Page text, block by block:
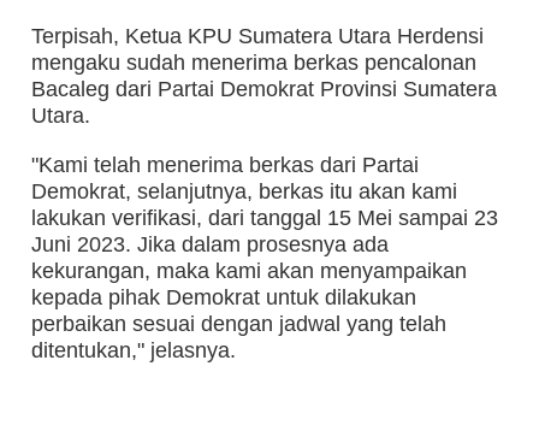
Terpisah, Ketua KPU Sumatera Utara Herdensi
mengaku sudah menerima berkas pencalonan
Bacaleg dari Partai Demokrat Provinsi Sumatera
Utara.
"Kami telah menerima berkas dari Partai
Demokrat, selanjutnya, berkas itu akan kami
lakukan verifikasi, dari tanggal 15 Mei sampai 23
Juni 2023. Jika dalam prosesnya ada
kekurangan, maka kami akan menyampaikan
kepada pihak Demokrat untuk dilakukan
perbaikan sesuai dengan jadwal yang telah
ditentukan," jelasnya.